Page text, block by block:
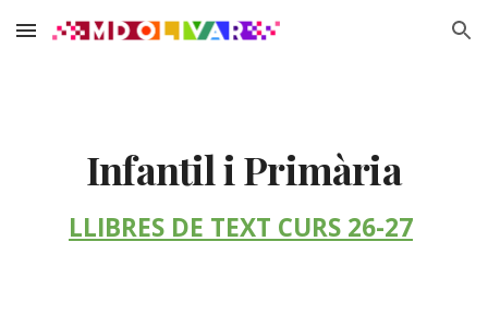
Skip to main content Skip to navigation
Infantil i Primària
LLIBRES DE TEXT CURS 26-27